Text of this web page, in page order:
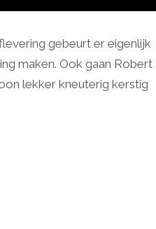
gebeurt er eigenlijk
maken. Ook gaan Robert
lekker kneuterig kerstig